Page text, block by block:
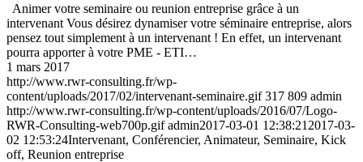
Animer votre seminaire ou reunion entreprise grâce à un
intervenant Vous désirez dynamiser votre séminaire entreprise, alors
pensez tout simplement à un intervenant ! En effet, un intervenant
pourra apporter à votre PME - ETI…
1 mars 2017
http://www.rwr-consulting.fr/wp-
content/uploads/2017/02/intervenant-seminaire.gif 317 809 admin
http://www.rwr-consulting.fr/wp-content/uploads/2016/07/Logo-
RWR-Consulting-web700p.gif admin2017-03-01 12:38:21 2017-03-
02 12:53:24Intervenant, Conférencier, Animateur, Seminaire, Kick
off, Reunion entreprise